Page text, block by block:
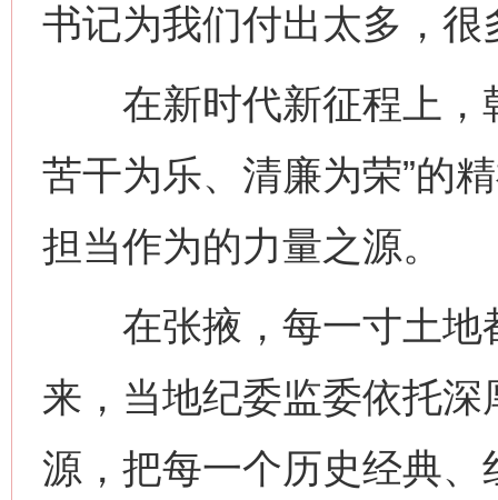
书记为我们付出太多，很
在新时代新征程上，
苦干为乐、清廉为荣”的
担当作为的力量之源。
在张掖，每一寸土地
来，当地纪委监委依托
源，把每一个历史经典
网上购药对药下症？
这是一记警钟！ 谢